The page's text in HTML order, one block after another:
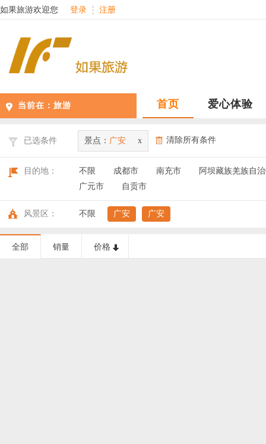
如果旅游欢迎您 登录 注册
当前在： 旅游 首页 爱心体验
已选条件 景点： 广安 x 清除所有条件
目的地： 不限 成都市 南充市
阿坝藏族羌族自
广元市
自贡市
风景区： 不限 广安 广安
全部 销量 价格